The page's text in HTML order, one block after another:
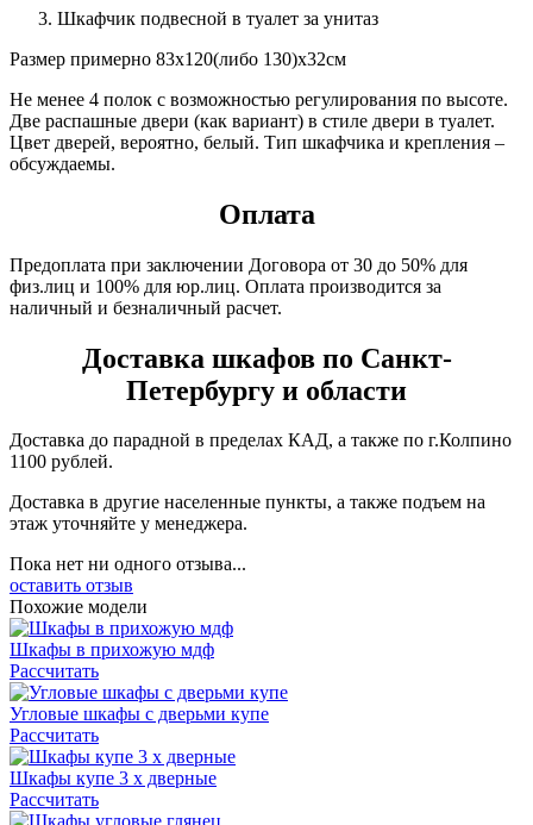
Шкафчик подвесной в туалет за унитаз
Размер примерно 83х120(либо 130)х32см
Не менее 4 полок с возможностью регулирования по высоте.
Две распашные двери (как вариант) в стиле двери в туалет.
Цвет дверей, вероятно, белый. Тип шкафчика и крепления –
обсуждаемы.
Оплата
Предоплата при заключении Договора от 30 до 50% для
физ.лиц и 100% для юр.лиц. Оплата производится за
наличный и безналичный расчет.
Доставка шкафов по Санкт-
Петербургу и области
Доставка до парадной в пределах КАД, а также по г.Колпино
1100 рублей.
Доставка в другие населенные пункты, а также подъем на
этаж уточняйте у менеджера.
Пока нет ни одного отзыва...
оставить отзыв
Похожие модели
Шкафы в прихожую мдф
Рассчитать
Угловые шкафы с дверьми купе
Рассчитать
Шкафы купе 3 х дверные
Рассчитать